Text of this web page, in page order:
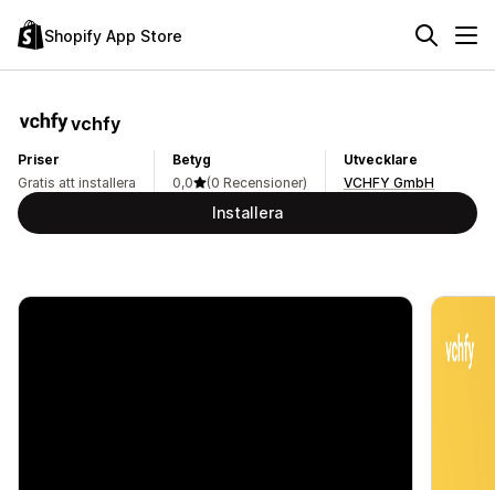
Shopify App Store
vchfy
Priser
Gratis att installera
Betyg
0,0
(0 Recensioner)
Utvecklare
VCHFY GmbH
Installera